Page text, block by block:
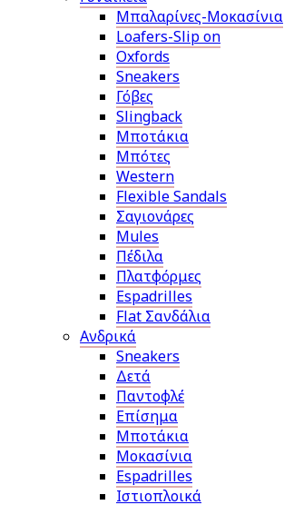
Μπαλαρίνες-Μοκασίνια
Loafers-Slip on
Oxfords
Sneakers
Γόβες
Slingback
Μποτάκια
Μπότες
Western
Flexible Sandals
Σαγιονάρες
Mules
Πέδιλα
Πλατφόρμες
Espadrilles
Flat Σανδάλια
Ανδρικά
Sneakers
Δετά
Παντοφλέ
Επίσημα
Μποτάκια
Μοκασίνια
Espadrilles
Ιστιοπλοικά